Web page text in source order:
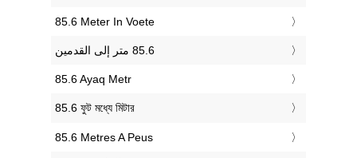
‎85.6 Meter In Voete
‎85.6 Ayaq Metr
‎85.6 ফুট মধ্যে মিটার
‎85.6 Metres A Peus